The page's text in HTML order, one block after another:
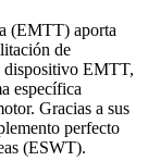
(EMTT) aporta
de
dispositivo EMTT,
específica
Gracias a sus
perfecto
(ESWT).